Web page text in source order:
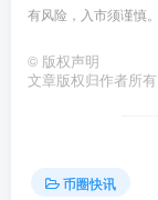
有风险，入市须谨慎。
© 版权声明
文章版权归作者所
币圈快讯